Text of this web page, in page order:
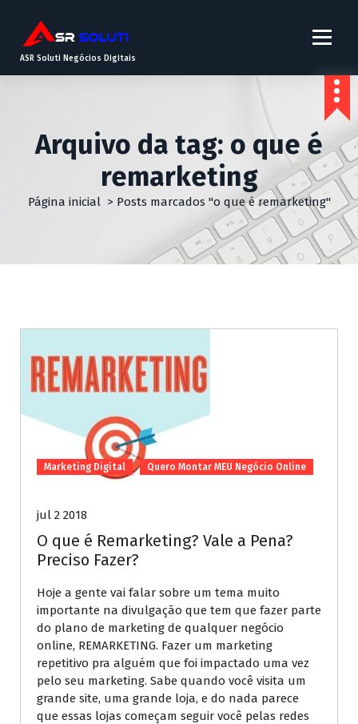
ASR Soluti Negócios Digitais
Arquivo da tag: o que é
remarketing
Página inicial> Posts marcados "o que é remarketing"
Marketing Digital Quero Montar MEU Negócio Online
jul 2 2018
O que é Remarketing? Vale a Pena?
Preciso Fazer?
Hoje a gente vai falar sobre um tema muito
importante na divulgação que tem que fazer parte
do plano de marketing de qualquer negócio
online, REMARKETING. Fazer um marketing
repetitivo pra alguém que foi impactado uma vez
pelo seu marketing. Sabe quando você visita um
grande site, uma grande loja, e do nada parece
que essas lojas começam seguir você pelas redes